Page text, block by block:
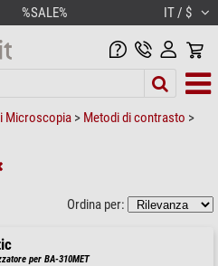
%SALE% IT / $
Microscopia > Metodi di contrasto >
Ordina per:
per BA-310MET